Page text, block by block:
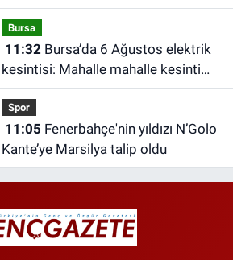
Bursa
11:32Bursa’da 6 Ağustos elektrik
kesintisi: Mahalle mahalle kesinti
saatleri
Spor
11:05
Kante’ye Marsilya talip oldu